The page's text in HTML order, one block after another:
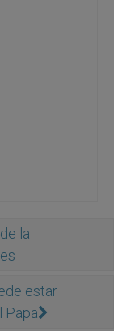
la
estar
Papa